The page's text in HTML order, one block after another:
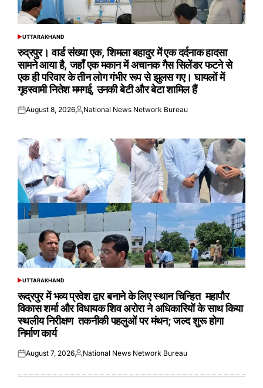
POSTED
UTTARAKHAND
रुद्रपुर। वार्ड संख्या एक, शिमला बहादुर में एक दर्दनाक हादसा
सामने आया है, जहाँ एक मकान में अचानक गैस सिलेंडर फटने से
एक ही परिवार के तीन लोग गंभीर रूप से झुलस गए। घायलों में
गृहस्वामी नितेश ममगई, उनकी बेटी और बेटा शामिल हैं
Posted
August 8, 2026Posted
National News Network Bureau
POSTED
UTTARAKHAND
रूद्रपुर में भव्य प्रवेश द्वार बनाने के लिए स्थान चिन्हित महापौर
विकास शर्मा और विधायक शिव अरोरा ने अधिकारियों के साथ किया
स्थलीय निरीक्षण तकनीकी पहलुओं पर मंथन; जल्द शुरू होगा
निर्माण कार्य
Posted
August 7, 2026Posted
National News Network Bureau